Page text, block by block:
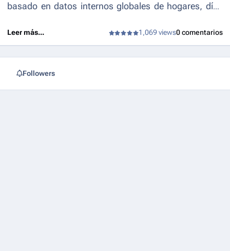
basado en datos internos globales de hogares, días
Originals – semanas del 14/4/25, 21/4/25, 28/4/25,
5/5/25 y 12/5/25.
Leer más... 1,069 views0 comentarios
Followers